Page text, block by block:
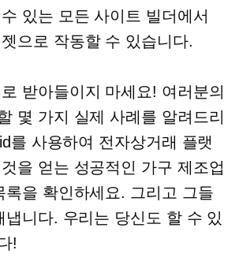
있는 모든 사이트 빌더에서
으로 작동할 수 있습니다.
받아들이지 마세요! 여러분의
몇 가지 실제 사례를 알려드리
를 사용하여 전자상거래 플랫
을 얻는 성공적인 가구 제조업
록을 확인하세요. 그리고 그들
냅니다. 우리는 당신도 할 수 있
!